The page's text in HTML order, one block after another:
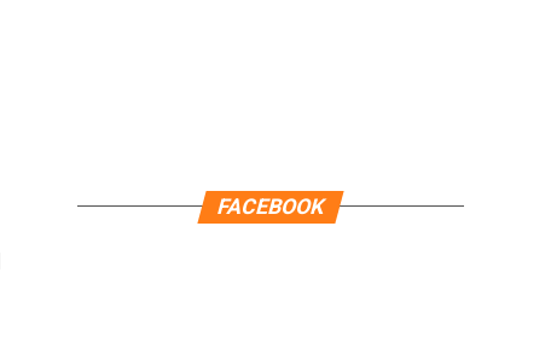
FACEBOOK